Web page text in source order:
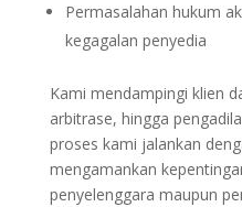
Permasalahan hukum
kegagalan penyedia
Kami mendampingi klien
arbitrase, hingga
proses kami jalankan
mengamankan
penyelenggara maupun